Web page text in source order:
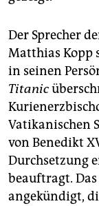
Der Sprecher
Matthias Kopp
in seinen
Titanic
Vatikanischen
von Benedikt
Durchsetzung
beauftragt.
angekündigt,